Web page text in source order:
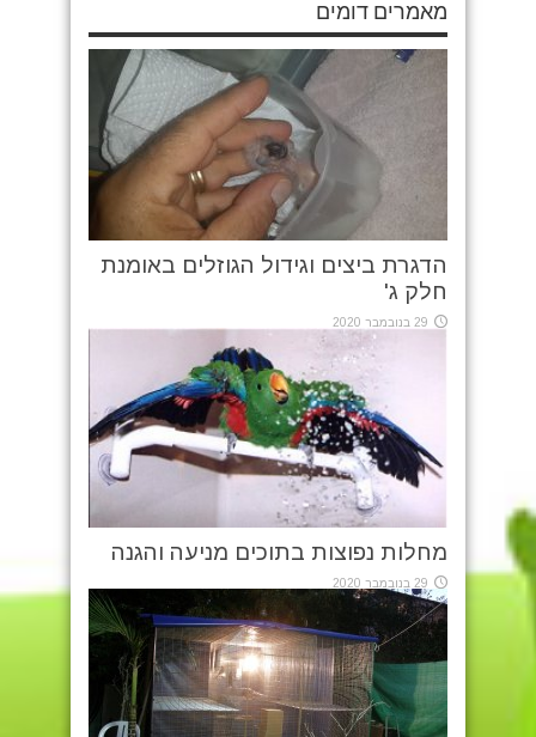
מאמרים דומים
הדגרת ביצים וגידול הגוזלים באומנת
חלק ג'
29 בנובמבר 2020
מחלות נפוצות בתוכים מניעה והגנה
29 בנובמבר 2020